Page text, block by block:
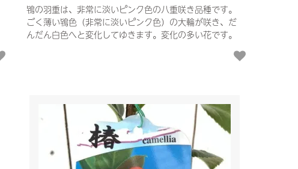
鴇の羽重は、非常に淡いピンク色の八重咲き品種です。
ごく薄い鴇色（非常に淡いピンク色）の大輪が咲き、だ
んだん白色へと変化してゆきます。変化の多い花です。